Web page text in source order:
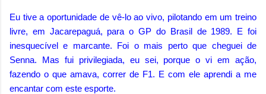
Eu tive a oportunidade de vê-lo ao vivo, pilotando em um treino
livre, em Jacarepaguá, para o GP do Brasil de 1989. E foi
inesquecível e marcante. Foi o mais perto que cheguei de
Senna. Mas fui privilegiada, eu sei, porque o vi em ação,
fazendo o que amava, correr de F1. E com ele aprendi a me
encantar com este esporte.